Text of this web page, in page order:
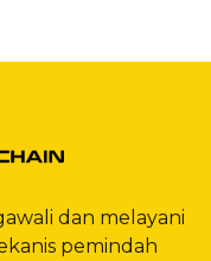
dan melayani
pemindah